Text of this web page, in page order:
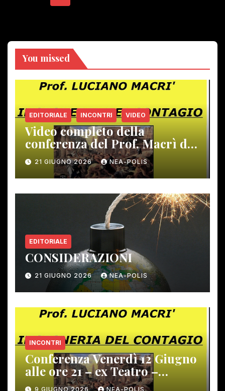
articoli
You missed
EDITORIALE INCONTRI VIDEO
Video completo della
conferenza del Prof. Macrì del
12 giugno scorso
21 GIUGNO 2026 NEA-POLIS
EDITORIALE
CONSIDERAZIONI
21 GIUGNO 2026 NEA-POLIS
INCONTRI
Conferenza Venerdì 12 Giugno
alle ore 21 – ex Teatro –
Gambassi Terme –
9 GIUGNO 2026 NEA-POLIS